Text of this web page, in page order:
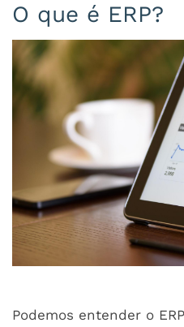
O que é ERP?
Podemos entender o